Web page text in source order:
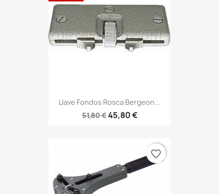
Llave Fondos Rosca Bergeon...
51,80 €45,80 €
favorite_border